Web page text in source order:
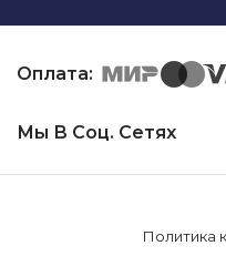
Оплата:
Мы В Соц. Сетях
Политика